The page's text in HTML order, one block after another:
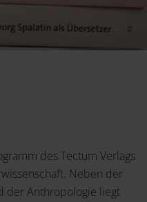
des Tectum Verlags
Neben der
der Anthropologie liegt